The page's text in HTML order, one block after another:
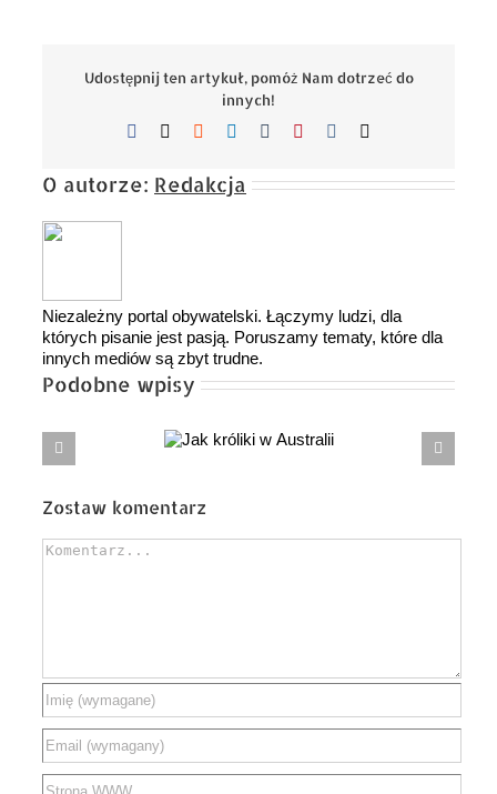
Udostępnij ten artykuł, pomóż Nam dotrzeć do
innych!
Facebook Reddit LinkedIn
TumblrPinterest
O autorze: Redakcja
Niezależny portal obywatelski. Łączymy ludzi, dla
których pisanie jest pasją. Poruszamy tematy, które dla
innych mediów są zbyt trudne.
Podobne wpisy
Jak króliki
Karol Nawrocki, Ojciec Eustachy i sztuka
Zostaw komentarz
Comment